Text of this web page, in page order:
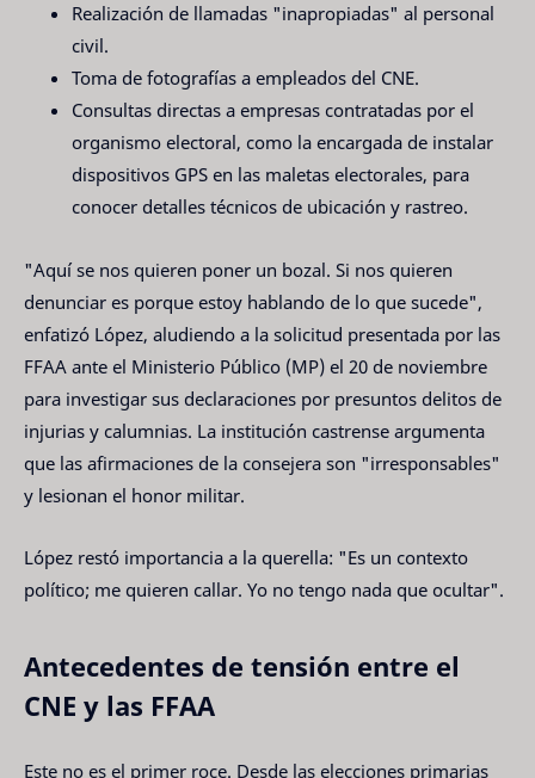
Realización de llamadas "inapropiadas" al personal
civil.
Toma de fotografías a empleados del CNE.
Consultas directas a empresas contratadas por el
organismo electoral, como la encargada de instalar
dispositivos GPS en las maletas electorales, para
conocer detalles técnicos de ubicación y rastreo.
"Aquí se nos quieren poner un bozal. Si nos quieren
denunciar es porque estoy hablando de lo que sucede",
enfatizó López, aludiendo a la solicitud presentada por las
FFAA ante el Ministerio Público (MP) el 20 de noviembre
para investigar sus declaraciones por presuntos delitos de
injurias y calumnias. La institución castrense argumenta
que las afirmaciones de la consejera son "irresponsables"
y lesionan el honor militar.
López restó importancia a la querella: "Es un contexto
político; me quieren callar. Yo no tengo nada que ocultar".
Antecedentes de tensión entre el
CNE y las FFAA
Este no es el primer roce. Desde las elecciones primarias